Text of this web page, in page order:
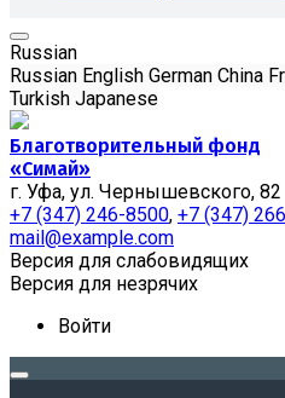
Russian
Russian English German China
Turkish Japanese
Благотворительный фонд
«Симай»
г. Уфа, ул. Чернышевского, 82
+7 (347) 246-8500, +7 (347)
mail@example.com
Версия для слабовидящих
Версия для незрячих
Войти